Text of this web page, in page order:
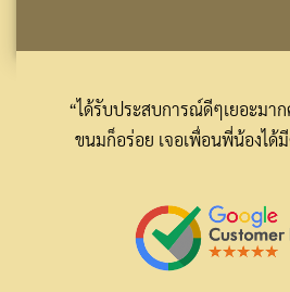
“ได้รับประสบการณ์ดีๆเยอะมา
ขนมก็อร่อย เจอเพื่อนพี่น้องไ